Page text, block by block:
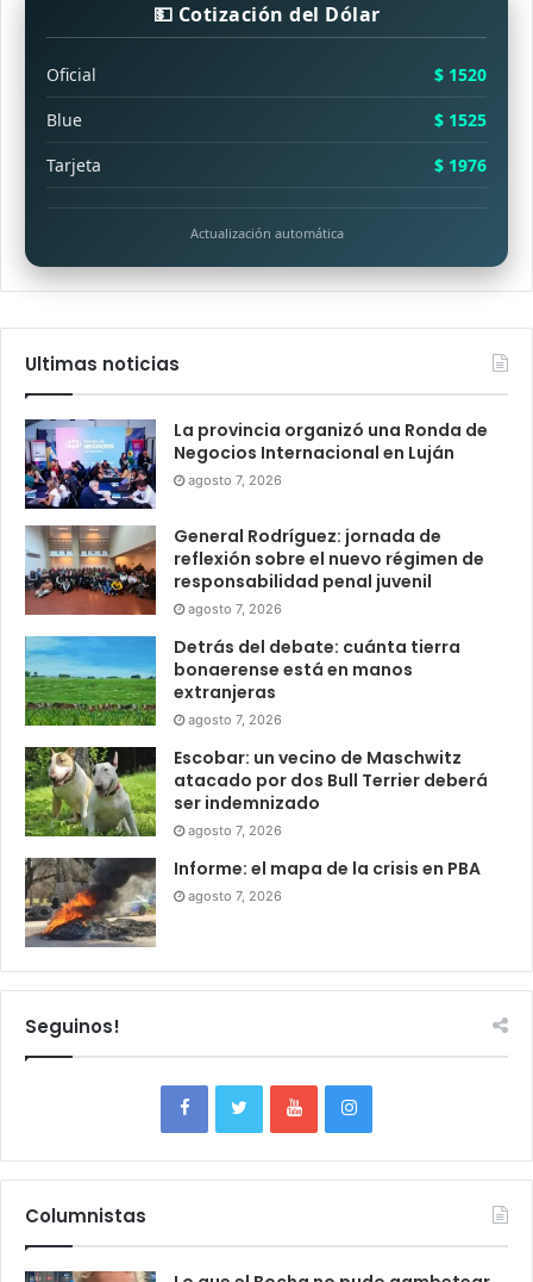
💵 Cotización del Dólar
Oficial
$ 1520
Blue
$ 1525
Tarjeta
$ 1976
Actualización automática
Ultimas noticias
La provincia organizó una Ronda de
Negocios Internacional en Luján
agosto 7, 2026
General Rodríguez: jornada de
reflexión sobre el nuevo régimen de
responsabilidad penal juvenil
agosto 7, 2026
Detrás del debate: cuánta tierra
bonaerense está en manos
extranjeras
agosto 7, 2026
Escobar: un vecino de Maschwitz
atacado por dos Bull Terrier deberá
ser indemnizado
agosto 7, 2026
Informe: el mapa de la crisis en PBA
agosto 7, 2026
Seguinos!
Columnistas